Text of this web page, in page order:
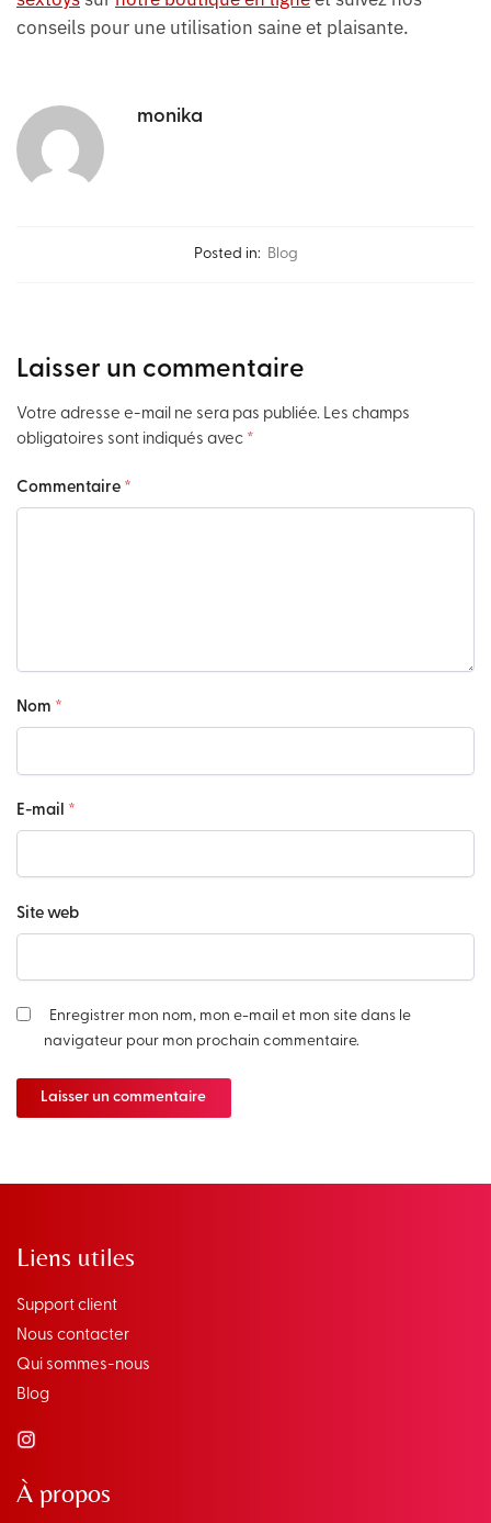
conseils pour une utilisation saine et plaisante.
monika
Posted in: Blog
Laisser un commentaire
Votre adresse e-mail ne sera pas publiée. Les champs
obligatoires sont indiqués avec *
Commentaire *
Nom *
E-mail *
Site web
Enregistrer mon nom, mon e-mail et mon site dans le
navigateur pour mon prochain commentaire.
Liens utiles
Support client
Nous contacter
Qui sommes-nous
Blog
À propos